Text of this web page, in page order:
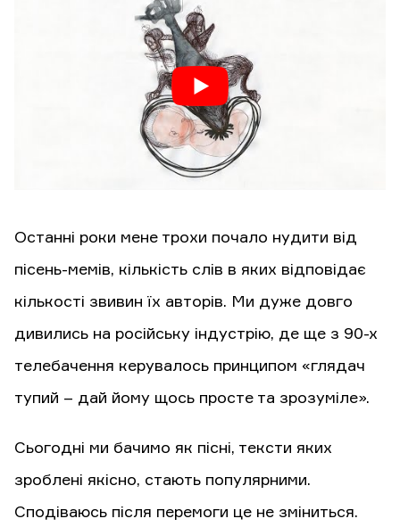
Останні роки мене трохи почало нудити від
пісень-мемів, кількість слів в яких відповідає
кількості звивин їх авторів. Ми дуже довго
дивились на російську індустрію, де ще з 90-х
телебачення керувалось принципом «глядач
тупий – дай йому щось просте та зрозуміле».
Сьогодні ми бачимо як пісні, тексти яких
зроблені якісно, стають популярними.
Сподіваюсь після перемоги це не зміниться.